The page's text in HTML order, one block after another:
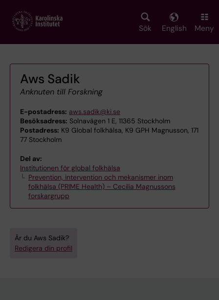
main
Sök English Meny
Aws Sadik
Anknuten till Forskning
E-postadress: aws.sadik@ki.se
Besöksadress: Solnavägen 1 E, 11365 Stockholm
Postadress: K9 Global folkhälsa, K9 GPH Magnusson, 171
77 Stockholm
Del av:
Institutionen för global folkhälsa
Prevention, intervention och mekanismer inom
folkhälsa (PRIME Health) – Cecilia Magnussons
forskargrupp
Är du Aws Sadik?
Redigera din profil